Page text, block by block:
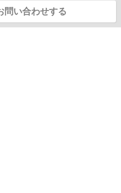
問い合わせする